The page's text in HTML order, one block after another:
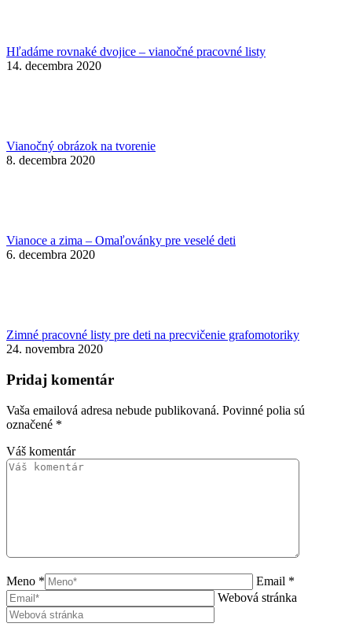
Hľadáme rovnaké dvojice – vianočné pracovné listy
14. decembra 2020
Vianočný obrázok na tvorenie
8. decembra 2020
Vianoce a zima – Omaľovánky pre veselé deti
6. decembra 2020
Zimné pracovné listy pre deti na precvičenie grafomotoriky
24. novembra 2020
Pridaj komentár
Vaša emailová adresa nebude publikovaná. Povinné polia sú
označené *
Váš komentár
Meno *
Email *
Webová stránka